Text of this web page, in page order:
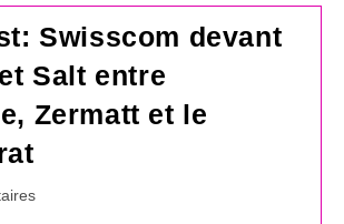
Swisscom devant
Salt entre
Zermatt et le